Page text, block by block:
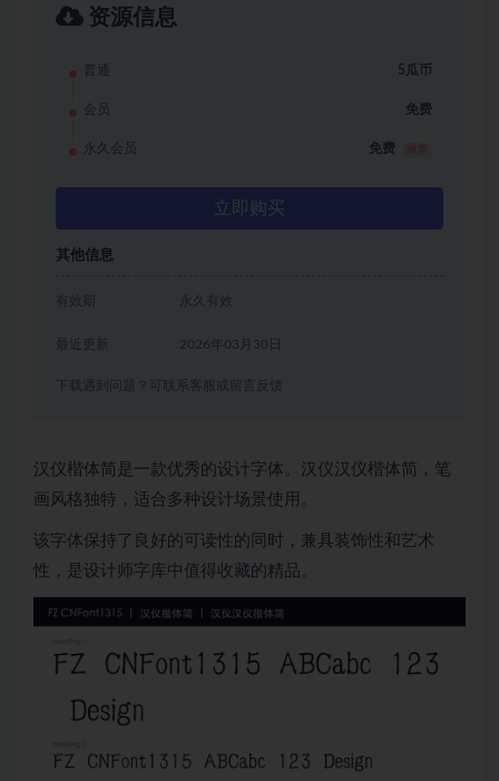
资源信息
普通 5瓜币
会员 免费
永久会员 免费
立即购买
其他信息
有效期 永久有效
2026年03月30日
下载遇到问题？可联系客服或留言反馈
汉仪楷体简是一款优秀的设计字体。汉仪汉仪楷体简，笔
画风格独特，适合多种设计场景使用。
该字体保持了良好的可读性的同时，兼具装饰性和艺术
性，是设计师字库中值得收藏的精品。